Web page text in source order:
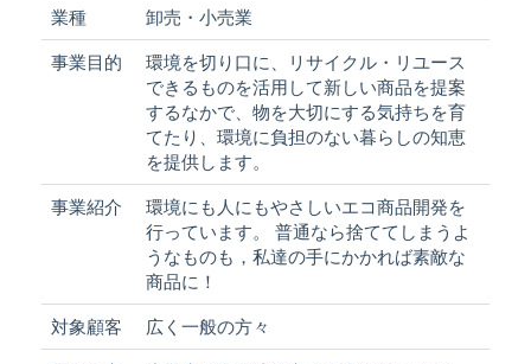
業種 卸売・小売業
事業目的
環境を切り口に、リサイクル・リユース
できるものを活用して新しい商品を提案
するなかで、物を大切にする気持ちを育
てたり、環境に負担のない暮らしの知恵
を提供します。
事業紹介
環境にも人にもやさしいエコ商品開発を
行っています。 普通なら捨ててしまうよ
うなものも，私達の手にかかれば素敵な
商品に！
対象顧客 広く一般の方々